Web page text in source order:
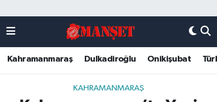
Kahramanmaraş Dulkadiroğlu Onikişubat
KAHRAMANMARAŞ
DULKADİROĞLU
KAHRAMANMARAŞ
Kahramanmaraş Nöbetçi Eczaneler
Kahramanmaraş Hava Durumu
Kahramanmaraş Trafik Yoğunluk Haritası